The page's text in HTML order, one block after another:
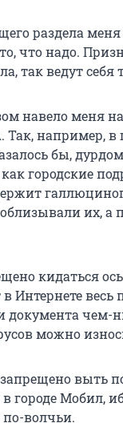
раздела меня
что надо.
так ведут
навело меня
например, в
бы,
городские
их, а
кидаться
Интернете весь
документа чем-
можно
выть
городе Мобил,
волчьи.